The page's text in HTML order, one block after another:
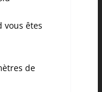
vous êtes
de